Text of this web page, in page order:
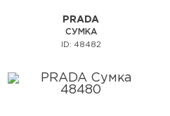
PRADA
СУМКА
ID: 48482